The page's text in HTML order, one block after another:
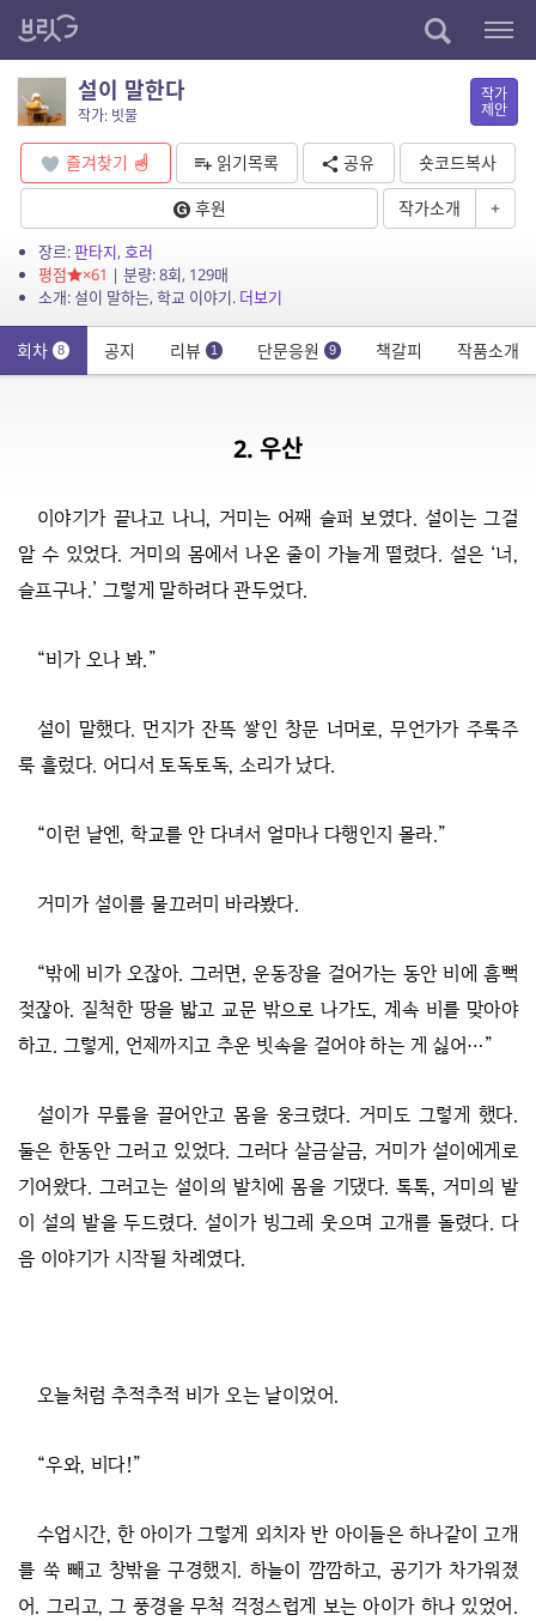
설이 말한다
작가: 빗물
작가
제안
즐겨찾기 읽기목록 공유
숏코드복사
후원
작가소개 +
장르:판타지,호러
평점
×61 | 분량: 8회, 129매
소개: 설이 말하는, 학교 이야기. 더보기
회차 8 공지 리뷰 1 단문응원 9 책갈피 작품소개
2. 우산
이야기가 끝나고 나니, 거미는 어째 슬퍼 보였다. 설이는 그걸
알 수 있었다. 거미의 몸에서 나온 줄이 가늘게 떨렸다. 설은 ‘너,
슬프구나.’ 그렇게 말하려다 관두었다.
“비가 오나 봐.”
설이 말했다. 먼지가 잔뜩 쌓인 창문 너머로, 무언가가 주룩주
룩 흘렀다. 어디서 토독토독, 소리가 났다.
“이런 날엔, 학교를 안 다녀서 얼마나 다행인지 몰라.”
거미가 설이를 물끄러미 바라봤다.
“밖에 비가 오잖아. 그러면, 운동장을 걸어가는 동안 비에 흠뻑
젖잖아. 질척한 땅을 밟고 교문 밖으로 나가도, 계속 비를 맞아야
하고. 그렇게, 언제까지고 추운 빗속을 걸어야 하는 게 싫어…”
설이가 무릎을 끌어안고 몸을 웅크렸다. 거미도 그렇게 했다.
둘은 한동안 그러고 있었다. 그러다 살금살금, 거미가 설이에게로
기어왔다. 그러고는 설이의 발치에 몸을 기댔다. 톡톡, 거미의 발
이 설의 발을 두드렸다. 설이가 빙그레 웃으며 고개를 돌렸다. 다
음 이야기가 시작될 차례였다.
오늘처럼 추적추적 비가 오는 날이었어.
“우와, 비다!”
수업시간, 한 아이가 그렇게 외치자 반 아이들은 하나같이 고개
를 쑥 빼고 창밖을 구경했지. 하늘이 깜깜하고, 공기가 차가워졌
어. 그리고, 그 풍경을 무척 걱정스럽게 보는 아이가 하나 있었어.